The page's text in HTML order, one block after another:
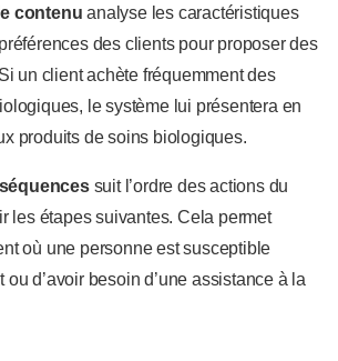
contenu analyse les caractéristiques
des clients pour proposer des
un client achète fréquemment des
le système lui présentera en
produits de soins biologiques.
suit l’ordre des actions du
les étapes suivantes. Cela permet
où une personne est susceptible
ou d’avoir besoin d’une assistance à la